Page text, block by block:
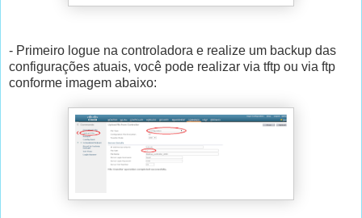
- Primeiro logue na controladora e realize um backup das
configurações atuais, você pode realizar via tftp ou via ftp
conforme imagem abaixo: